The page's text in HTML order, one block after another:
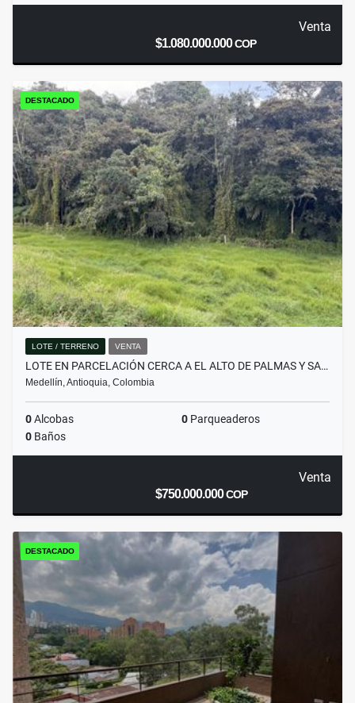
Venta
$1.080.000.000COP
DESTACADO
LOTE / TERRENO VENTA
LOTE EN PARCELACIÓN CERCA A EL ALTO DE PALMAS Y SA…
Medellín, Antioquia, Colombia
0Alcobas 0 Parqueaderos
0 Baños
Venta
$750.000.000COP
DESTACADO